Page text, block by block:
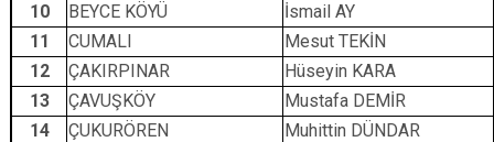
10
BEYCE KÖYÜ
İsmail AY
11
CUMALI
Mesut TEKİN
12
ÇAKIRPINAR
Hüseyin KARA
13
ÇAVUŞKÖY
Mustafa DEMİR
14
ÇUKURÖREN
Muhittin DÜNDAR